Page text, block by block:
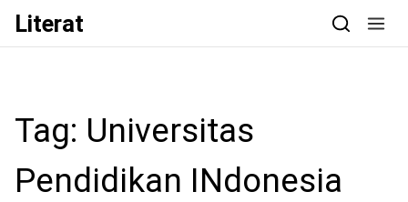
Skip to content
Literat
Tag: Universitas
Pendidikan INdonesia